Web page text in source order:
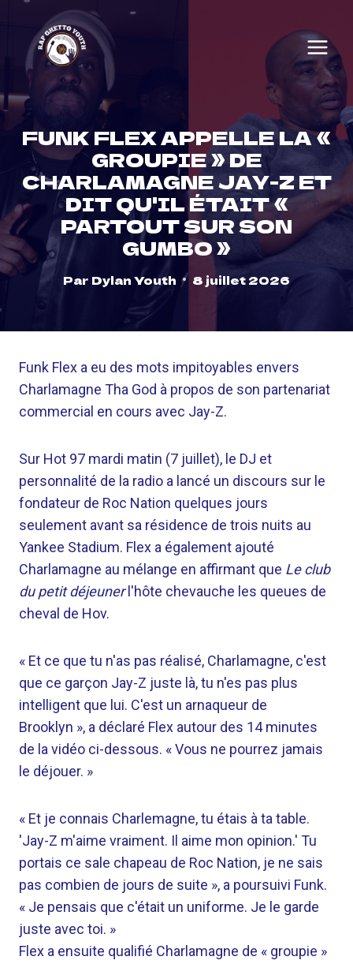
content
FUNK FLEX APPELLE LA «
GROUPIE » DE
CHARLAMAGNE JAY-Z ET
DIT QU'IL ÉTAIT «
PARTOUT SUR SON
GUMBO »
Par Dylan Youth 8 juillet 2026
Funk Flex a eu des mots impitoyables envers
Charlamagne Tha God à propos de son partenariat
commercial en cours avec Jay-Z.
Sur Hot 97 mardi matin (7 juillet), le DJ et
personnalité de la radio a lancé un discours sur le
fondateur de Roc Nation quelques jours
seulement avant sa résidence de trois nuits au
Yankee Stadium. Flex a également ajouté
Charlamagne au mélange en affirmant que Le club
du petit déjeunerl'hôte chevauche les queues de
cheval de Hov.
« Et ce que tu n'as pas réalisé, Charlamagne, c'est
que ce garçon Jay-Z juste là, tu n'es pas plus
intelligent que lui. C'est un arnaqueur de
Brooklyn », a déclaré Flex autour des 14 minutes
de la vidéo ci-dessous. « Vous ne pourrez jamais
le déjouer. »
« Et je connais Charlemagne, tu étais à ta table.
'Jay-Z m'aime vraiment. Il aime mon opinion.' Tu
portais ce sale chapeau de Roc Nation, je ne sais
pas combien de jours de suite », a poursuivi Funk.
« Je pensais que c'était un uniforme. Je le garde
juste avec toi. »
Flex a ensuite qualifié Charlamagne de « groupie »